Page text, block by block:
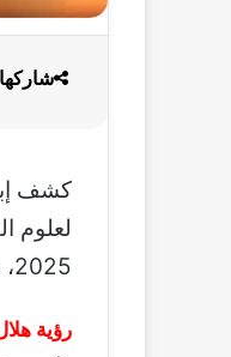
كشف
2025، في تمام الساعة 7:02 صباحًا بتوقيت الإمارات، وفقًا للحسابات الفلكية الدقيقة.
رؤية هلال ذي الحجة
شاركها